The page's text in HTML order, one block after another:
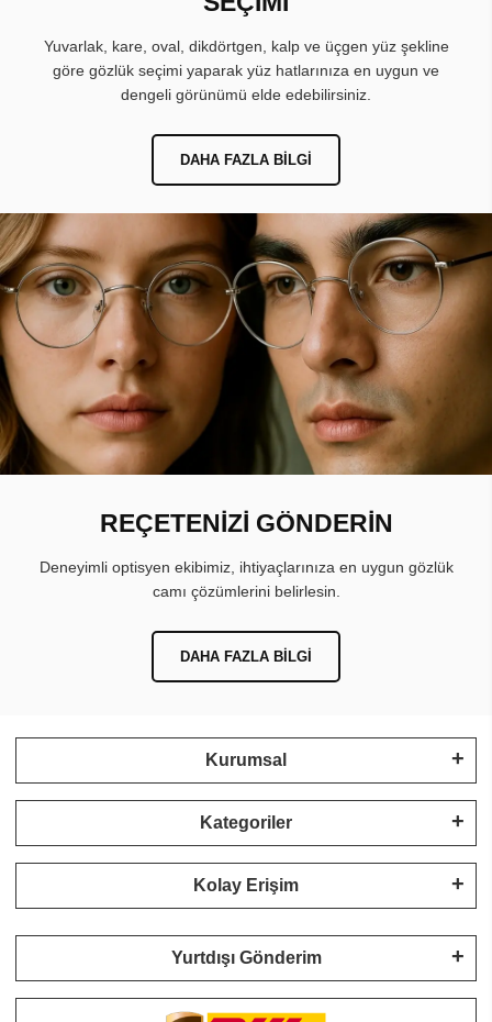
Yuvarlak, kare, oval, dikdörtgen, kalp ve üçgen yüz şekline
göre gözlük seçimi yaparak yüz hatlarınıza en uygun ve
dengeli görünümü elde edebilirsiniz.
DAHA FAZLA BILGI
REÇETENİZİ GÖNDERİN
Deneyimli optisyen ekibimiz, ihtiyaçlarınıza en uygun gözlük
camı çözümlerini belirlesin.
DAHA FAZLA BILGI
Kurumsal
Kategoriler
Kolay Erişim
Yurtdışı Gönderim